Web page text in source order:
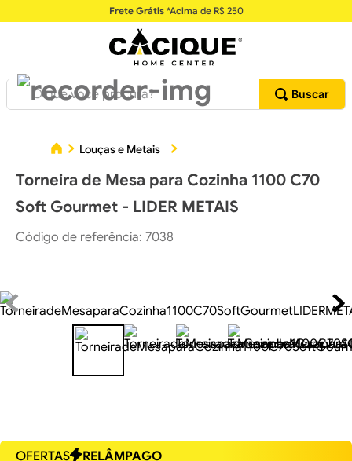
Frete Grátis*Acima de R$ 250
O que você procura?
Louças e Metais
Torneira de Mesa para Cozinha 1100 C70
Soft Gourmet - LIDER METAIS
Código de referência: 7038
OFERTAS
RELÂMPAGO